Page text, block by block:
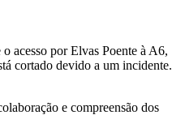
acesso por Elvas Poente à A6,
cortado devido a um incidente.
e compreensão dos